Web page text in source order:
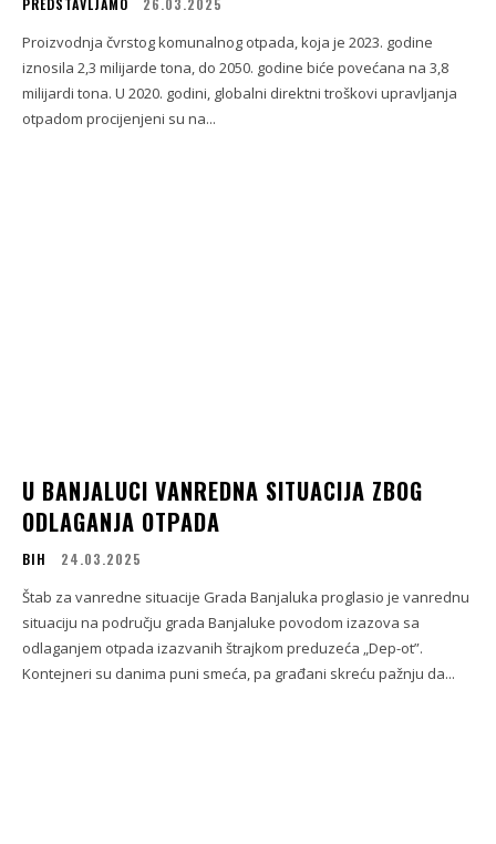
Proizvodnja čvrstog komunalnog otpada, koja je 2023. godine
iznosila 2,3 milijarde tona, do 2050. godine biće povećana na 3,8
milijardi tona. U 2020. godini, globalni direktni troškovi upravljanja
otpadom procijenjeni su na...
U BANJALUCI VANREDNA SITUACIJA ZBOG
ODLAGANJA OTPADA
BIH 24.03.2025
Štab za vanredne situacije Grada Banjaluka proglasio je vanrednu
situaciju na području grada Banjaluke povodom izazova sa
odlaganjem otpada izazvanih štrajkom preduzeća „Dep-ot”.
Kontejneri su danima puni smeća, pa građani skreću pažnju da...